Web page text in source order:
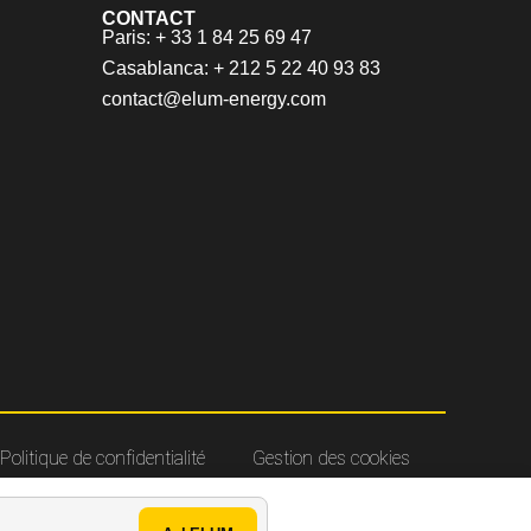
CONTACT
Paris: + 33 1 84 25 69 47
Casablanca: + 212 5 22 40 93 83
contact@elum-energy.com
Politique de confidentialité Gestion des cookies